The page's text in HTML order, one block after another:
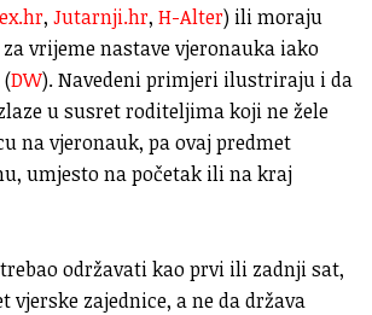
, Jutarnji.hr, H-Alter) ili moraju
vrijeme nastave vjeronauka iako
DW). Navedeni primjeri ilustriraju i da
u susret roditeljima koji ne žele
na vjeronauk, pa ovaj predmet
umjesto na početak ili na kraj
održavati kao prvi ili zadnji sat,
vjerske zajednice, a ne da država